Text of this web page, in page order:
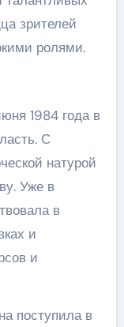
зрителей
ролями.
1984 года в
С
натурой
Уже в
в
и
и
поступила в